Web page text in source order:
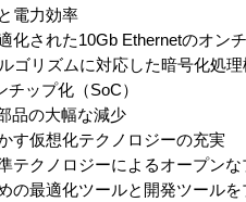
電力効率
化された10Gb Ethernetのオン
ゴリズムに対応した暗号化処
ップ化（SoC）
品の大幅な減少
す仮想化テクノロジーの充実
テクノロジーによるオープン
の最適化ツールと開発ツールを